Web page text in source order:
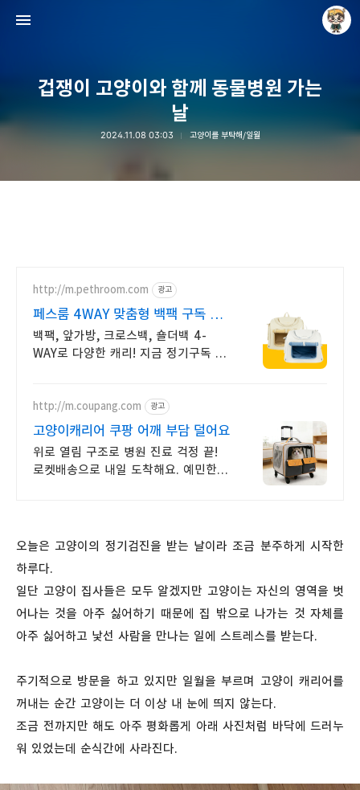
겁쟁이 고양이와 함께 동물병원 가는
날
2024.11.08 03:03 고양이를 부탁해/일월
http://m.pethroom.com 광고
페스룸 4WAY 맞춤형 백팩 구독 시
전제품 ~60%할인
백팩, 앞가방, 크로스백, 숄더백 4-
WAY로 다양한 캐리! 지금 정기구독 시
http://m.coupang.com 광고
고양이캐리어 쿠팡 어깨 부담 덜어요
위로 열림 구조로 병원 진료 걱정 끝!
로켓배송으로 내일 도착해요. 예민한
오늘은 고양이의 정기검진을 받는 날이라 조금 분주하게 시작한
하루다.
일단 고양이 집사들은 모두 알겠지만 고양이는 자신의 영역을 벗
어나는 것을 아주 싫어하기 때문에 집 밖으로 나가는 것 자체를
아주 싫어하고 낯선 사람을 만나는 일에 스트레스를 받는다.
주기적으로 방문을 하고 있지만 일월을 부르며 고양이 캐리어를
꺼내는 순간 고양이는 더 이상 내 눈에 띄지 않는다.
조금 전까지만 해도 아주 평화롭게 아래 사진처럼 바닥에 드러누
워 있었는데 순식간에 사라진다.
Raycat : Photo and Story